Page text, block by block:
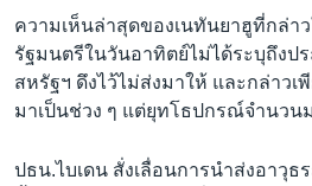
ความเห็นล่าสุดของเนทันยาฮูที่กล่า
รัฐมนตรีในวันอาทิตย์ไม่ได้ระบุถึงป
สหรัฐฯ ดึงไว้ไม่ส่งมาให้ และกล่าวเ
มาเป็นช่วง ๆ แต่ยุทโธปกรณ์จำนวน
ปธน.ไบเดน สั่งเลื่อนการนำส่งอาวุธ